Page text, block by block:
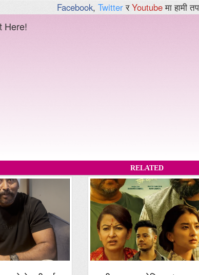
Facebook, TwitterरYoutubeमा हामी
Here!
RELATED